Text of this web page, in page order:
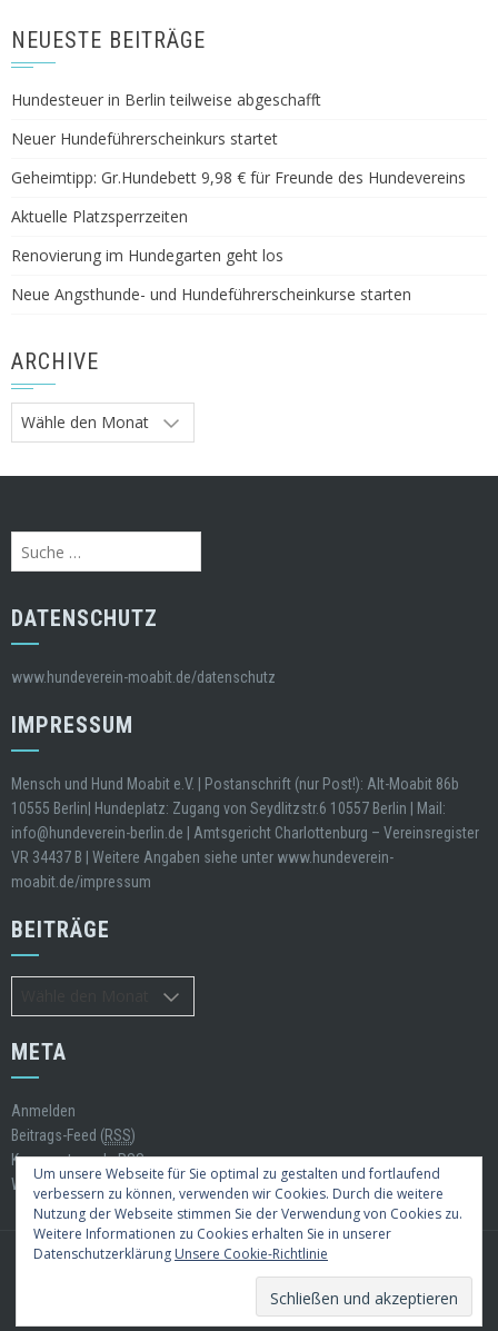
NEUESTE BEITRÄGE
Hundesteuer in Berlin teilweise abgeschafft
Neuer Hundeführerscheinkurs startet
Geheimtipp: Gr.Hundebett 9,98 € für Freunde des Hundevereins
Aktuelle Platzsperrzeiten
Renovierung im Hundegarten geht los
Neue Angsthunde- und Hundeführerscheinkurse starten
ARCHIVE
Archive
Suche
nach:
DATENSCHUTZ
www.hundeverein-moabit.de/datenschutz
IMPRESSUM
Mensch und Hund Moabit e.V. | Postanschrift (nur Post!): Alt-Moabit 86b
10555 Berlin| Hundeplatz: Zugang von Seydlitzstr.6 10557 Berlin | Mail:
info@hundeverein-berlin.de | Amtsgericht Charlottenburg – Vereinsregister
VR 34437 B | Weitere Angaben siehe unter www.hundeverein-
moabit.de/impressum
BEITRÄGE
META
Anmelden
Beitrags-Feed (RSS)
Kommentare alsRSS
WordPress.org
WordPress Theme
Um unsere Webseite für Sie optimal zu gestalten und fortlaufend
verbessern zu können, verwenden wir Cookies. Durch die weitere
Nutzung der Webseite stimmen Sie der Verwendung von Cookies zu.
Weitere Informationen zu Cookies erhalten Sie in unserer
Datenschutzerklärung Unsere Cookie-Richtlinie